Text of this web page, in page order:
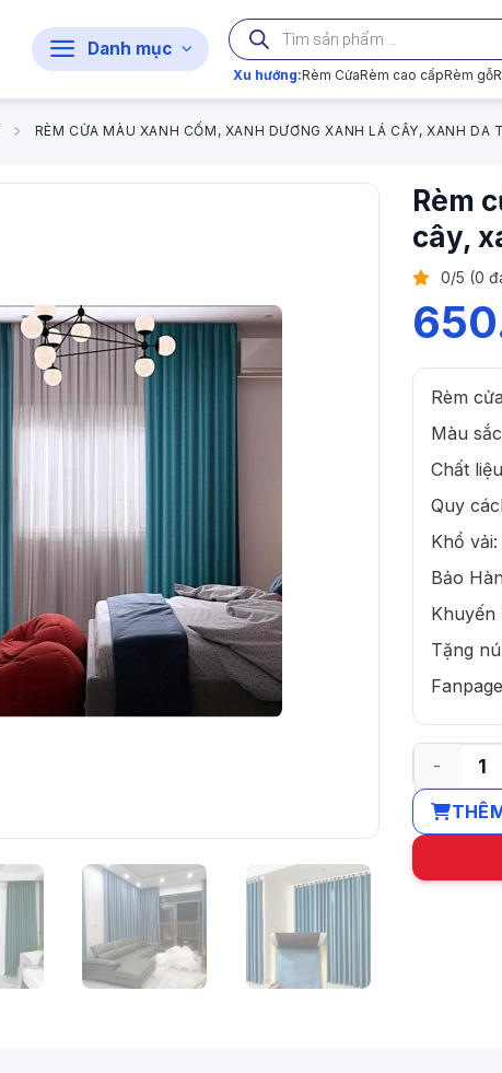
Danh mục
Tìm
kiếm
sản
phẩm
Xu hướng:Rèm CửaRèm cao cấpRèm gỗ
RÈM CỬA MÀU XANH CỐM, XANH DƯƠNG XANH LÁ CÂY, XANH DA
Rèm
cây,
0/5 (0
Rèm
Màu
Chất
Quy
Khổ
Bảo
Khuyến
Tặng
Rèm cửa